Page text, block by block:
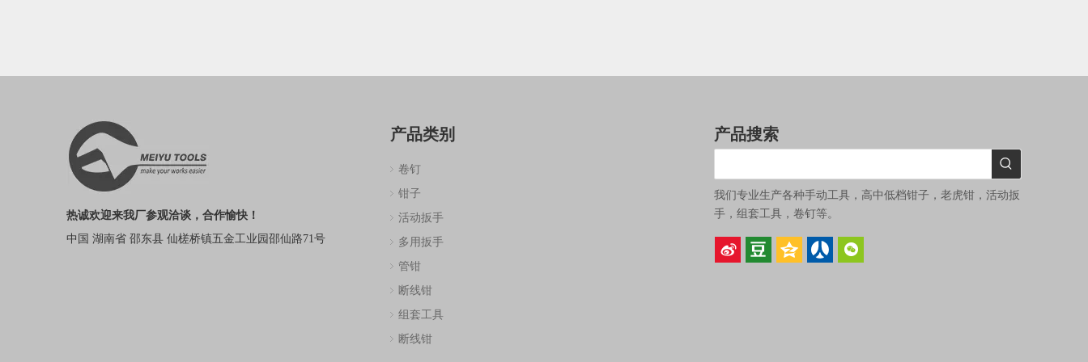
热诚欢迎来我厂参观洽谈，合作愉快！
中国 湖南省 邵东县 仙槎桥镇五金工业园邵仙路71号
产品类别
卷钉
钳子
活动扳手
多用扳手
管钳
断线钳
组套工具
断线钳
产品搜索
我们专业生产各种手动工具，高中低档钳子，老虎钳，活动扳
手，组套工具，卷钉等。